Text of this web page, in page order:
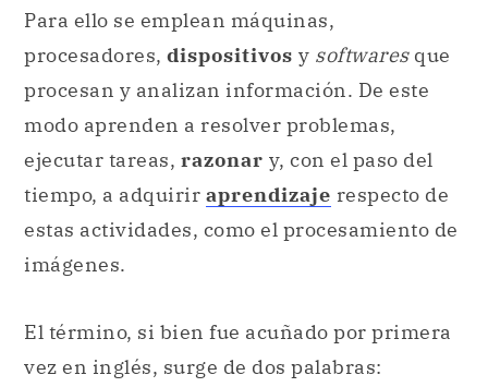
Para ello se emplean máquinas,
procesadores, dispositivos y softwaresque
procesan y analizan información. De este
modo aprenden a resolver problemas,
ejecutar tareas, razonar y, con el paso del
tiempo, a adquirir aprendizaje respecto de
estas actividades, como el procesamiento de
imágenes.
El término, si bien fue acuñado por primera
vez en inglés, surge de dos palabras: